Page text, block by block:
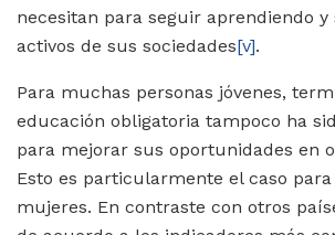
necesitan para seguir aprendiendo
activos de sus sociedades[v].
Para muchas personas jóvenes,
educación obligatoria tampoco ha
para mejorar sus oportunidades en
Esto es particularmente el caso para
mujeres. En contraste con otros